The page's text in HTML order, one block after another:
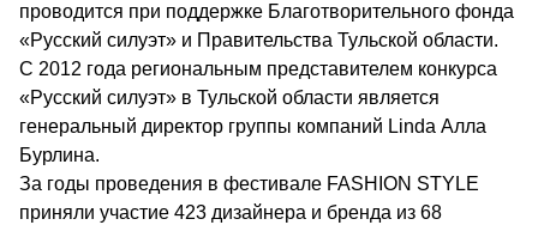
проводится при поддержке Благотворительного фонда
«Русский силуэт» и Правительства Тульской области.
С 2012 года региональным представителем конкурса
«Русский силуэт» в Тульской области является
генеральный директор группы компаний Linda Алла
Бурлина.
За годы проведения в фестивале FASHION STYLE
приняли участие 423 дизайнера и бренда из 68